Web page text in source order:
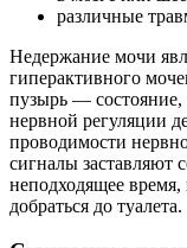
различные
Недержание мочи
гиперактивного
пузырь — состояние,
нервной регуляции
проводимости
сигналы заставляют
неподходящее время,
добраться до туалета.